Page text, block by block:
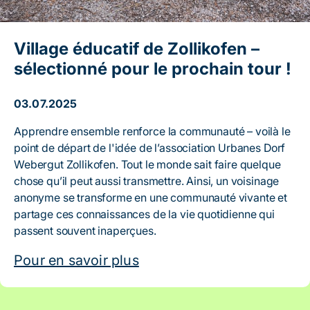
Village éducatif de Zollikofen –
sélectionné pour le prochain tour !
03.07.2025
Apprendre ensemble renforce la communauté – voilà le
point de départ de l'idée de l’association Urbanes Dorf
Webergut Zollikofen. Tout le monde sait faire quelque
chose qu’il peut aussi transmettre. Ainsi, un voisinage
anonyme se transforme en une communauté vivante et
partage ces connaissances de la vie quotidienne qui
passent souvent inaperçues.
Pour en savoir plus